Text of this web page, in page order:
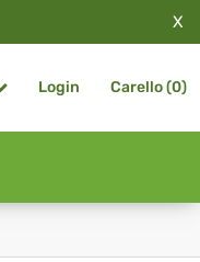
X
Login Carello (0)